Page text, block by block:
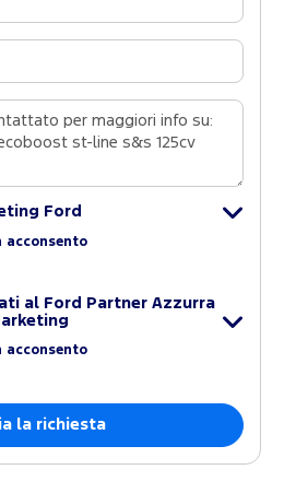
Ford
acconsento
al Ford Partner Azzurra
acconsento